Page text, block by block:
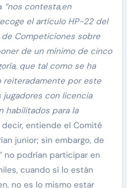
“nos contesta,en
el artículo HP-22 del
de Competiciones sobre
de un mínimo de cinco
que tal como se ha
reiteradamente por este
jugadores con licencia
habilitados para la
decir, entiende el Comité
junior; sin embargo, de
no podrían participar en
cuando sí lo están
no es lo mismo estar